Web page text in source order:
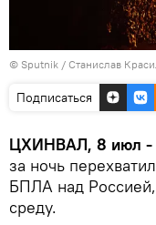
© Sputnik / Станислав
Подписаться
ЦХИНВАЛ, 8 июл -
за ночь
БПЛА над
среду.